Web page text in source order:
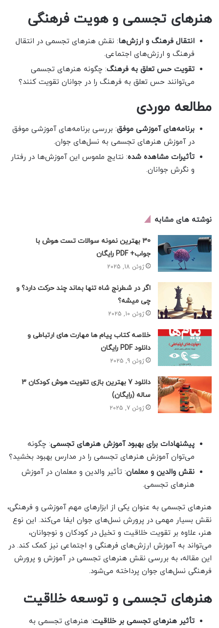
هنرهای تجسمی و هویت فرهنگی
انتقال فرهنگ و ارزش‌ها: نقش هنرهای تجسمی در انتقال
فرهنگ و ارزش‌های اجتماعی.
تقویت حس تعلق به فرهنگ: چگونه هنرهای تجسمی
می‌توانند حس تعلق به فرهنگ را در جوانان تقویت کنند؟
مطالعه موردی
برنامه‌های آموزشی موفق: بررسی برنامه‌های آموزشی موفق
در آموزش هنرهای تجسمی به نسل‌های جوان.
تأثیرات مشاهده شده: نتایج ملموس این آموزش‌ها در رفتار
و نگرش جوانان.
نوشته های مشابه
30 بهترین نمونه سوالات تست هوش با
جواب+ PDF رایگان
ژوئن 18, 2025
اگر در شطرنج شاه تنها بماند چند حرکت دارد؟ و
چی میشه؟
ژوئن 10, 2025
خلاصه کتاب پیام ها مهارت های ارتباطی و
دانلود PDF رایگان
ژوئن 9, 2025
دانلود 7 بهترین بازی تقویت هوش کودکان 3
ساله (رایگان)
ژوئن 7, 2025
پیشنهادات برای بهبود آموزش هنرهای تجسمی: چگونه
می‌توان آموزش هنرهای تجسمی را در مدارس بهبود بخشید؟
نقش والدین و معلمان: تأثیر والدین و معلمان در آموزش
هنرهای تجسمی.
هنرهای تجسمی به عنوان یکی از ابزارهای مهم آموزشی و فرهنگی،
نقش بسیار مهمی در پرورش نسل‌های جوان ایفا می‌کند. این نوع
هنر، علاوه بر تقویت خلاقیت و تخیل در کودکان و نوجوانان،
می‌تواند به آموزش ارزش‌های فرهنگی و اجتماعی نیز کمک کند. در
این مقاله، به بررسی نقش هنرهای تجسمی در آموزش و پرورش
فرهنگی نسل‌های جوان پرداخته می‌شود.
هنرهای تجسمی و توسعه خلاقیت
تأثیر هنرهای تجسمی بر خلاقیت: هنرهای تجسمی به